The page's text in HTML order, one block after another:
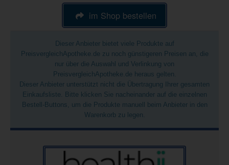
im Shop bestellen
Dieser Anbieter bietet viele Produkte auf
PreisvergleichApotheke.de zu noch günstigeren Preisen an, die
nur über die Auswahl und Verlinkung von
PreisvergleichApotheke.de heraus gelten.
Dieser Anbieter unterstützt nicht die Übertragung Ihrer gesamten
Einkaufsliste. Bitte klicken Sie nacheinander auf die einzelnen
Bestell-Buttons, um die Produkte manuell beim Anbieter in den
Warenkorb zu legen.